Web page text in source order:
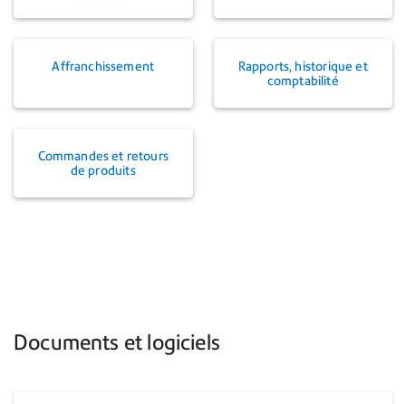
Affranchissement
Rapports, historique et
comptabilité
Commandes et retours
de produits
Documents et logiciels